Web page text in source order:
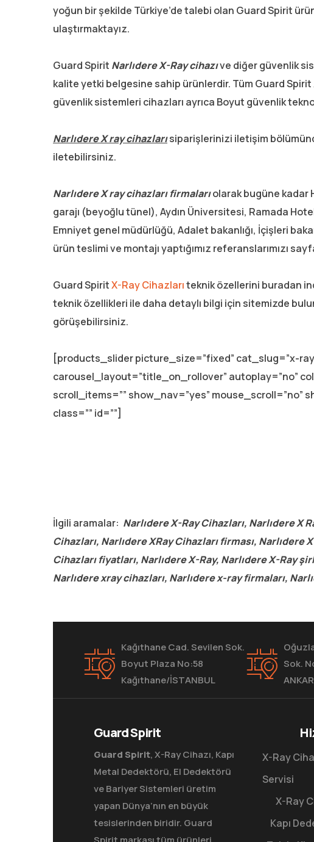
yoğun bir şekilde Türkiye’de talebi olan Guard Spirit
ulaştırmaktayız.
Guard Spirit NarlıdereX-Ray cihazıve diğer güvenlik
kalite yetki belgesine sahip ürünlerdir. Tüm Guard Spirit
güvenlik sistemleri cihazları ayrıca Boyut güvenlik
Narlıdere X ray cihazlarısiparişlerinizi iletişim
iletebilirsiniz.
Narlıdere X ray cihazları firmalarıolarak bugüne kadar
garajı (beyoğlu tünel), Aydın Üniversitesi, Ramada
Emniyet genel müdürlüğü, Adalet bakanlığı, İçişleri
ürün teslimi ve montajı yaptığımız referanslarımızı
Guard SpiritX-Ray Cihazlarıteknik özellerini buradan
teknik özellikleri ile daha detaylı bilgi için sitemizde
görüşebilirsiniz.
[products_slider picture_size=”fixed” cat_slug=”x-
carousel_layout=”title_on_rollover” autoplay=”no”
scroll_items=”” show_nav=”yes” mouse_scroll=”no”
class=”” id=””]
İlgili aramalar: Narlıdere X-Ray Cihazları, Narlıdere X
Cihazları, Narlıdere XRay Cihazları firması, Narlıdere
Cihazları fiyatları, Narlıdere X-Ray, Narlıdere X-Ray
Narlıdere xray cihazları, Narlıdere x-ray firmaları,
Kağıthane Cad. Sevilen Sok.
Boyut Plaza No:58
Kağıthane/İSTANBUL
Sok.
Guard Spirit
Guard Spirit, X-Ray Cihazı, Kapı
Metal Dedektörü, El Dedektörü
ve Bariyer Sistemleri üretim
yapan Dünya’nın en büyük
tesislerinden biridir. Guard
X-Ray
Servisi
X-Ray
Kapı